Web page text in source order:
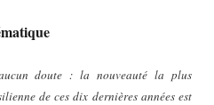
doute : la nouveauté la plus
de ces dix dernières années est